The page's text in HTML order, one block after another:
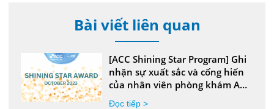
Bài viết liên quan
[ACC Shining Star Program] Ghi
nhận sự xuất sắc và cống hiến
của nhân viên phòng khám ACC
– tháng 10 năm 2023
Đọc tiếp >